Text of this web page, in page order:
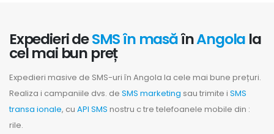
Expedieri deSMS în masăînAngola la
cel mai bun preț
Expedieri masive de SMS-uri în Angola la cele mai bune prețuri.
Realiza i campaniile dvs. de SMS marketing sau trimite i SMS
transa ionale, cu API SMS nostru c tre telefoanele mobile din :
rile.